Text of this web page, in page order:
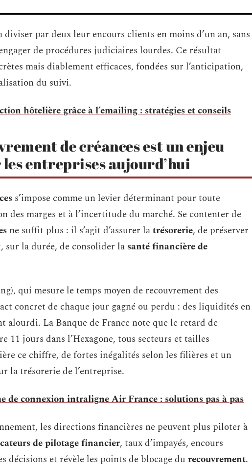
par deux leur encours clients en moins d’un an, sans
de procédures judiciaires lourdes. Ce résultat
mais diablement efficaces, fondées sur l’anticipation,
du suivi.
hôtelière grâce à l’emailing : stratégies et conseils
de créances est un enjeu
entreprises aujourd’hui
s’impose comme un levier déterminant pour toute
des marges et à l’incertitude du marché. Se contenter de
ne suffit plus : il s’agit d’assurer latrésorerie, de préserver
sur la durée, de consolider la santé financière de
qui mesure le temps moyen de recouvrement des
concret de chaque jour gagné ou perdu : des liquidités en
alourdi. La Banque de France note que le retard de
11 jours dans l’Hexagone, tous secteurs et tailles
ce chiffre, de fortes inégalités selon les filières et un
la trésorerie de l’entreprise.
de connexion intraligne Air France : solutions pas à pas
les directions financières ne peuvent plus piloter à
de pilotage financier, taux d’impayés, encours
décisions et révèle les points de blocage du recouvrement.